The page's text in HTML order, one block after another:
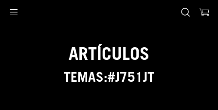
ARTÍCULOS
TEMAS:#J751JT